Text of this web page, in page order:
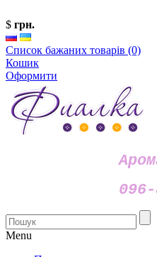
$ грн.
Список бажаних товарів (0)
Кошик
Оформити
Menu